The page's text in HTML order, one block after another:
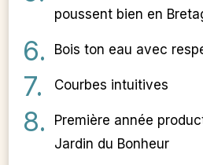
poussent bien en
Bois ton eau avec
Courbes intuitives
Première année
Jardin du Bonheur